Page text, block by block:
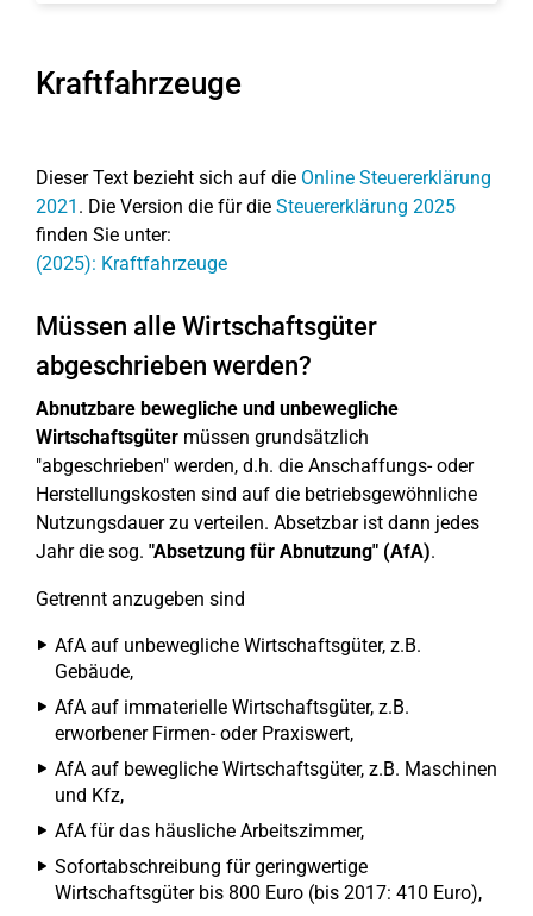
Kraftfahrzeuge
Dieser Text bezieht sich auf die Online Steuererklärung
2021 . Die Version die für die Steuererklärung 2025
finden Sie unter:
(2025): Kraftfahrzeuge
Müssen alle Wirtschaftsgüter
abgeschrieben werden?
Abnutzbare bewegliche und unbewegliche
Wirtschaftsgüter müssen grundsätzlich
"abgeschrieben" werden, d.h. die Anschaffungs- oder
Herstellungskosten sind auf die betriebsgewöhnliche
Nutzungsdauer zu verteilen. Absetzbar ist dann jedes
Jahr die sog. "Absetzung für Abnutzung" (AfA).
Getrennt anzugeben sind
AfA auf unbewegliche Wirtschaftsgüter, z.B.
Gebäude,
AfA auf immaterielle Wirtschaftsgüter, z.B.
erworbener Firmen- oder Praxiswert,
AfA auf bewegliche Wirtschaftsgüter, z.B. Maschinen
und Kfz,
AfA für das häusliche Arbeitszimmer,
Sofortabschreibung für geringwertige
Wirtschaftsgüter bis 800 Euro (bis 2017: 410 Euro),